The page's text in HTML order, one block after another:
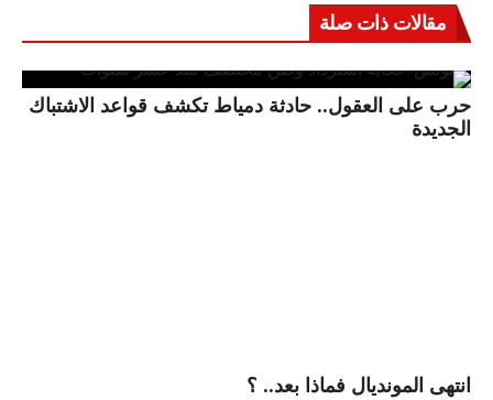
مقالات ذات صلة
حرب على العقول.. حادثة دمياط تكشف قواعد الاشتباك
الجديدة
انتهى المونديال فماذا بعد.. ؟